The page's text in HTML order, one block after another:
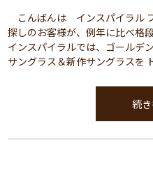
こんばんは インスパイラル
探しのお客様が、例年に比べ格
インスパイラルでは、ゴールデ
サングラス＆新作サングラスを
続